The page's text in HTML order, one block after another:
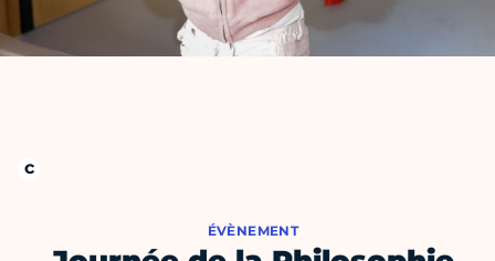
ÉVÈNEMENT